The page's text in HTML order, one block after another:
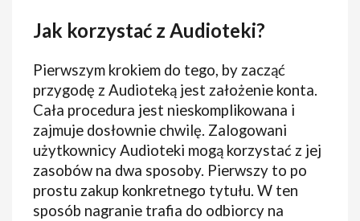
Jak korzystać z Audioteki?
Pierwszym krokiem do tego, by zacząć
przygodę z Audioteką jest założenie konta.
Cała procedura jest nieskomplikowana i
zajmuje dosłownie chwilę. Zalogowani
użytkownicy Audioteki mogą korzystać z jej
zasobów na dwa sposoby. Pierwszy to po
prostu zakup konkretnego tytułu. W ten
sposób nagranie trafia do odbiorcy na